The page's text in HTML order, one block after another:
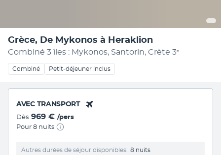
Grèce, De Mykonos à Heraklion
Combiné 3 îles : Mykonos, Santorin, Crète 3*
Combiné Petit-déjeuner inclus
AVEC TRANSPORT
Dès 969 € /pers
Pour 8 nuits
Autres durées de séjour disponibles 8 nuits